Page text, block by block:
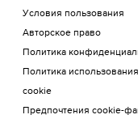
Условия пользования
Авторское право
Политика
Политика
cookie
Предпочтения cookie-